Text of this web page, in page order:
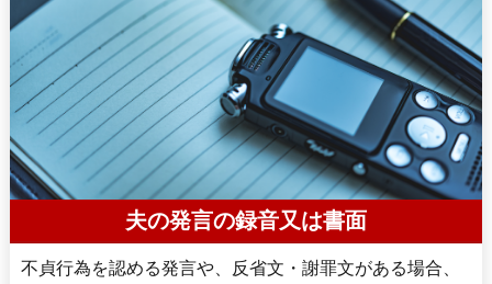
夫の発言の録音又は書面
不貞行為を認める発言や、反省文・謝罪文がある場合、